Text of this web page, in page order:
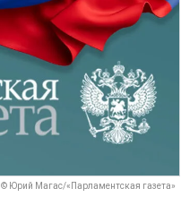
© Юрий Магас/«Парламентская газета»